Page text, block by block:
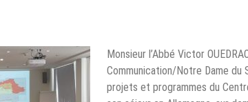
Monsieur l’Abbé Victor
Communication/Notre Dame du
projets et programmes du